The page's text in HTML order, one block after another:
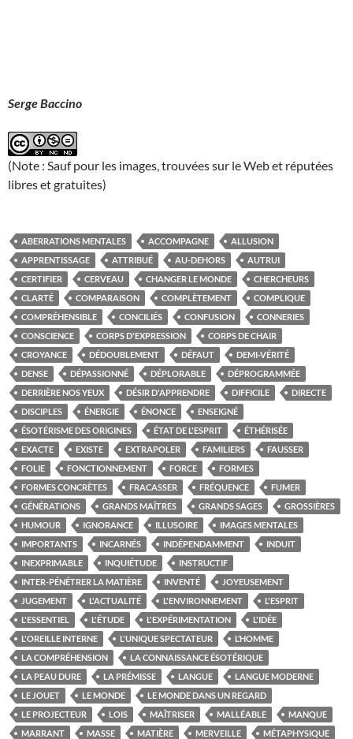
Serge Baccino
(Note : Sauf pour les images, trouvées sur le Web et réputées
libres et gratuites)
ABERRATIONS MENTALES ACCOMPAGNE
ALLUSION
APPRENTISSAGE
ATTRIBUÉ AU-DEHORS
AUTRUI
CERTIFIER
CERVEAU CHANGER LE MONDE
CHERCHEURS
CLARTÉ
COMPARAISON COMPLÈTEMENT
COMPLIQUE
COMPRÉHENSIBLE
CONCILIÉS CONFUSION
CONNERIES
CONSCIENCE
CORPS D'EXPRESSION
CORPS DE CHAIR
CROYANCE
DÉDOUBLEMENT DÉFAUT
DEMI-VÉRITÉ
DENSE
DÉPASSIONNÉ DÉPLORABLE
DÉPROGRAMMÉE
DERRIÈRE NOS YEUX
DÉSIR D'APPRENDRE DIFFICILE
DIRECTE
DISCIPLES
ÉNERGIE ÉNONCE
ENSEIGNÉ
ÉSOTÉRISME DES ORIGINES
ÉTAT DE L'ESPRIT
ÉTHÉRISÉE
EXACTE
EXISTE EXTRAPOLER FAMILIERS
FAUSSER
FOLIE
FONCTIONNEMENT FORCE
FORMES
FORMES CONCRÈTES
FRACASSER FRÉQUENCE
FUMER
GÉNÉRATIONS
GRANDS MAÎTRES GRANDS SAGES
GROSSIÈRES
HUMOUR
IGNORANCE ILLUSOIRE
IMAGES MENTALES
IMPORTANTS
INCARNÉS INDÉPENDAMMENT
INDUIT
INEXPRIMABLE
INQUIÉTUDE
INSTRUCTIF
INTER-PÉNÉTRER LA MATIÈRE
INVENTÉ
JOYEUSEMENT
JUGEMENT
L'ACTUALITÉ L'ENVIRONNEMENT
L'ESPRIT
L'ESSENTIEL
L'ÉTUDE L'EXPÉRIMENTATION
L'IDÉE
L'OREILLE INTERNE
L'UNIQUE SPECTATEUR
L’HOMME
LA COMPRÉHENSION
LA CONNAISSANCE ÉSOTÉRIQUE
LA PEAU DURE
LA PRÉMISSE LANGUE
LANGUE MODERNE
LE JOUET
LE MONDE
LE MONDE DANS UN REGARD
LE PROJECTEUR
LOIS MAÎTRISER MALLÉABLE
MANQUE
MARRANT
MASSE MATIÈRE MERVEILLE
MÉTAPHYSIQUE